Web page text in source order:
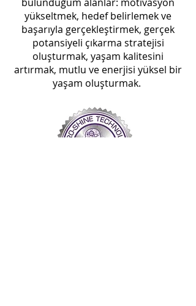
yükseltmek, hedef belirlemek ve
başarıyla gerçekleştirmek, gerçek
potansiyeli çıkarma stratejisi
oluşturmak, yaşam kalitesini
artırmak, mutlu ve enerjisi yüksel bir
yaşam oluşturmak.